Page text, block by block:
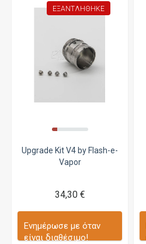
ΕΞΑΝΤΛΉΘΗΚΕ
Upgrade Kit V4 by Flash-e-
Vapor
34,30 €
Ενημέρωσε με όταν
είναι διαθέσιμο!